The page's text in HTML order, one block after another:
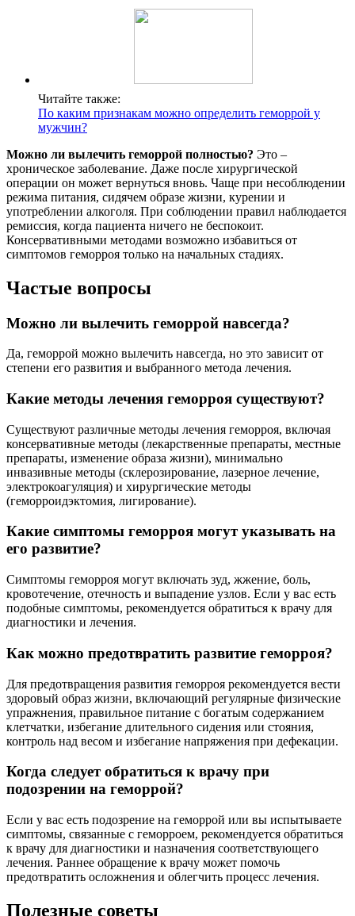
Читайте также:
По каким признакам можно определить геморрой у
мужчин?
Можно ли вылечить геморрой полностью? Это –
хроническое заболевание. Даже после хирургической
операции он может вернуться вновь. Чаще при несоблюдении
режима питания, сидячем образе жизни, курении и
употреблении алкоголя. При соблюдении правил наблюдается
ремиссия, когда пациента ничего не беспокоит.
Консервативными методами возможно избавиться от
симптомов геморроя только на начальных стадиях.
Частые вопросы
Можно ли вылечить геморрой навсегда?
Да, геморрой можно вылечить навсегда, но это зависит от
степени его развития и выбранного метода лечения.
Какие методы лечения геморроя существуют?
Существуют различные методы лечения геморроя, включая
консервативные методы (лекарственные препараты, местные
препараты, изменение образа жизни), минимально
инвазивные методы (склерозирование, лазерное лечение,
электрокоагуляция) и хирургические методы
(геморроидэктомия, лигирование).
Какие симптомы геморроя могут указывать на
его развитие?
Симптомы геморроя могут включать зуд, жжение, боль,
кровотечение, отечность и выпадение узлов. Если у вас есть
подобные симптомы, рекомендуется обратиться к врачу для
диагностики и лечения.
Как можно предотвратить развитие геморроя?
Для предотвращения развития геморроя рекомендуется вести
здоровый образ жизни, включающий регулярные физические
упражнения, правильное питание с богатым содержанием
клетчатки, избегание длительного сидения или стояния,
контроль над весом и избегание напряжения при дефекации.
Когда следует обратиться к врачу при
подозрении на геморрой?
Если у вас есть подозрение на геморрой или вы испытываете
симптомы, связанные с геморроем, рекомендуется обратиться
к врачу для диагностики и назначения соответствующего
лечения. Раннее обращение к врачу может помочь
предотвратить осложнения и облегчить процесс лечения.
Полезные советы